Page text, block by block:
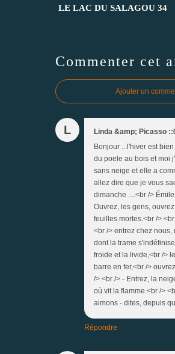
LE LAC DU SALAGOU 34
Commenter cet
Ajouter un
L Linda &amp; Picasso
Bonjour ...l'hiver est
du poele au bois et moi
sans neige et elle a
allez dire que je vous
dimanche ....<br />
Ouvrez, les gens,
feuilles mortes.<br />
<br /> entrez chez
dont la trame
froide et la livide,<br />
barre en fer,<br />
/> <br /> - Entrez, la
où vit la flamme.<br />
aimons - dites, depuis
Répondre